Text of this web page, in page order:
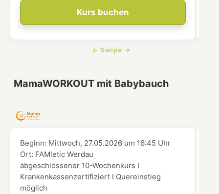
Kurs buchen
MamaWORKOUT mit Babybauch
Beginn: Mittwoch, 27.05.2026 um 16:45 Uhr
Ort: FAMletic Werdau
abgeschlossener 10-Wochenkurs I
Krankenkassenzertifiziert I Quereinstieg
möglich